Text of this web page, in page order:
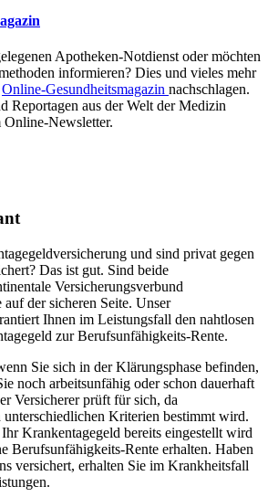
Apotheken-Notdienst oder möchten
informieren? Dies und vieles mehr
Online-Gesundheitsmagazin nachschlagen.
Reportagen aus der Welt der Medizin
Online-Newsletter.
und sind privat gegen
Das ist gut. Sind beide
Versicherungsverbund
auf der sicheren Seite. Unser
Ihnen im Leistungsfall den nahtlosen
zur Berufsunfähigkeits-Rente.
Sie sich in der Klärungsphase befinden,
noch arbeitsunfähig oder schon dauerhaft
Versicherer prüft für sich, da
Kriterien bestimmt wird.
Krankentagegeld bereits eingestellt wird
Berufsunfähigkeits-Rente erhalten. Haben
versichert, erhalten Sie im Krankheitsfall